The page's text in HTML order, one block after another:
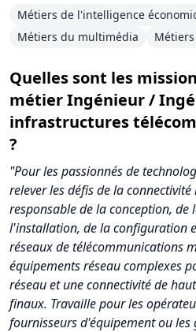
Métiers de l'intelligence
Métiers du multimédia
Quelles sont les
métier Ingénieur /
infrastructures
?
"Pour les passionnés de
relever les défis de la
responsable de la conception,
l'installation, de la configuration
réseaux de télécommunications
équipements réseau complexes
réseau et une connectivité de
finaux. Travaille pour les
fournisseurs d'équipement ou